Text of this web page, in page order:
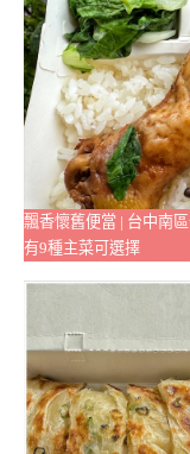
飄香懷舊便當 | 台中南
有9種主菜可選擇